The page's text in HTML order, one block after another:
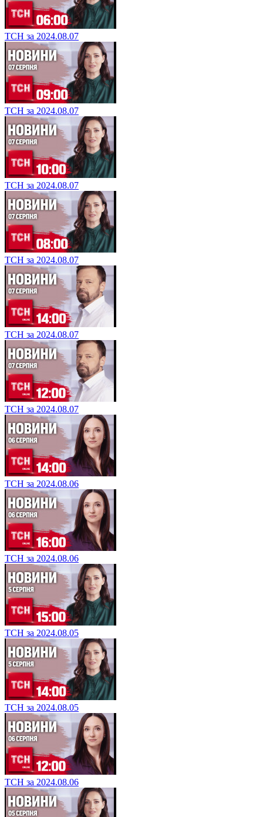
ТСН за 2024.08.07
ТСН за 2024.08.07
ТСН за 2024.08.07
ТСН за 2024.08.07
ТСН за 2024.08.07
ТСН за 2024.08.07
ТСН за 2024.08.06
ТСН за 2024.08.06
ТСН за 2024.08.05
ТСН за 2024.08.05
ТСН за 2024.08.06